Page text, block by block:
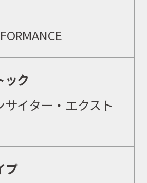
ック
サイター・エクスト
プ